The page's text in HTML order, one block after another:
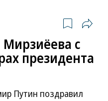
с
президента
Путин поздравил